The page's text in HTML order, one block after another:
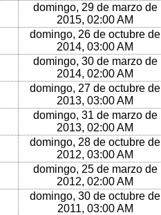
domingo, 29 de marzo de
2015, 02:00 AM
domingo, 26 de octubre de
2014, 03:00 AM
domingo, 30 de marzo de
2014, 02:00 AM
domingo, 27 de octubre de
2013, 03:00 AM
domingo, 31 de marzo de
2013, 02:00 AM
domingo, 28 de octubre de
2012, 03:00 AM
domingo, 25 de marzo de
2012, 02:00 AM
domingo, 30 de octubre de
2011, 03:00 AM